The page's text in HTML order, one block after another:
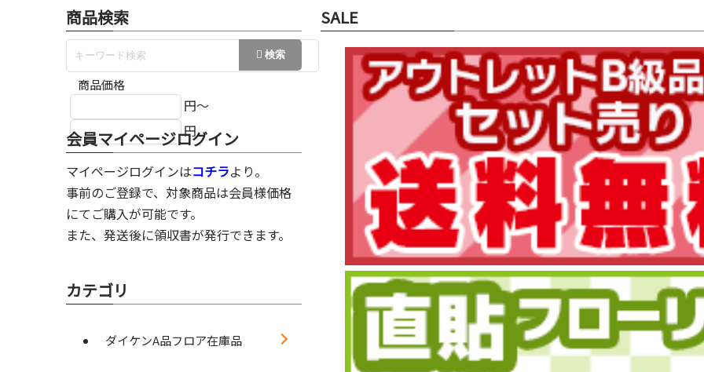
SALE
商品検索
商品価格
円～
円
会員マイページログイン
マイページログインはコチラより。
事前のご登録で、対象商品は会員様価格
にてご購入が可能です。
また、発送後に領収書が発行できます。
カテゴリ
ダイケンA品フロア在庫品